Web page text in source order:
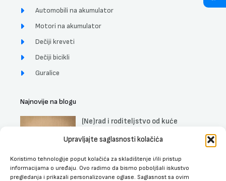
Upravljajte saglasnosti kolačića
Koristimo tehnologije poput kolačića za skladištenje i/ili pristup
informacijama o uređaju. Ovo radimo da bismo poboljšali iskustvo
pregledanja i prikazali personalizovane oglase. Saglasnost sa ovim
Automobili na akumulator
Motori na akumulator
Dečiji kreveti
Dečiji bicikli
Guralice
Najnovije na blogu
(Ne)rad i roditeljstvo od kuće
Uticaj muzike na trudnice, fetus i
bebe